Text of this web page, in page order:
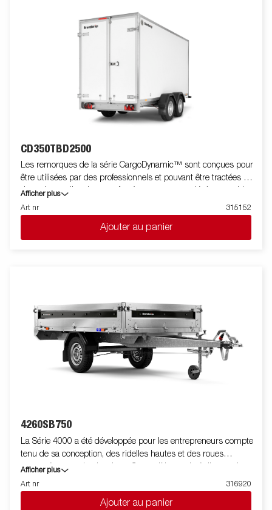
CD350TBD2500
Les remorques de la série CargoDynamic™ sont conçues pour
être utilisées par des professionnels et pouvant être tractées par
des voitures électriques grâce à une remorque légère capable
de couvrir et de protéger les marchandises. La remorque offre
une capacité de charge élevée. La conception de la remorque
permet la pose de stickers sur toutes ses faces pour être ainsi
utilisée comme support publicitaire. Construite avec un
indicatif uniquement et peuvent montrer des équipements en
option.
Afficher plus
Art nr
315152
Ajouter au panier
4260SB750
La Série 4000 a été développée pour les entrepreneurs compte
tenu de sa conception, des ridelles hautes et des roues
encastrées sous le plancher.- Ce modèle est doté d'un seul
essieu. Un profil acier autour du plancher facilite le chargement
avec un chariot élevateur. Des anneaux d'arrimage sont
intégrés au profil acier pour sécuriser facilement le chargement.
Afficher plus
Art nr
316920
Ajouter au panier